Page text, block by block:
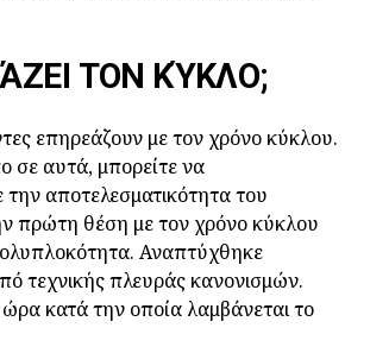
ΤΟΝ ΚΎΚΛΟ;
επηρεάζουν με τον χρόνο κύκλου.
σε αυτά, μπορείτε να
αποτελεσματικότητα του
πρώτη θέση με τον χρόνο κύκλου
Αναπτύχθηκε
τεχνικής πλευράς κανονισμών.
κατά την οποία λαμβάνεται το